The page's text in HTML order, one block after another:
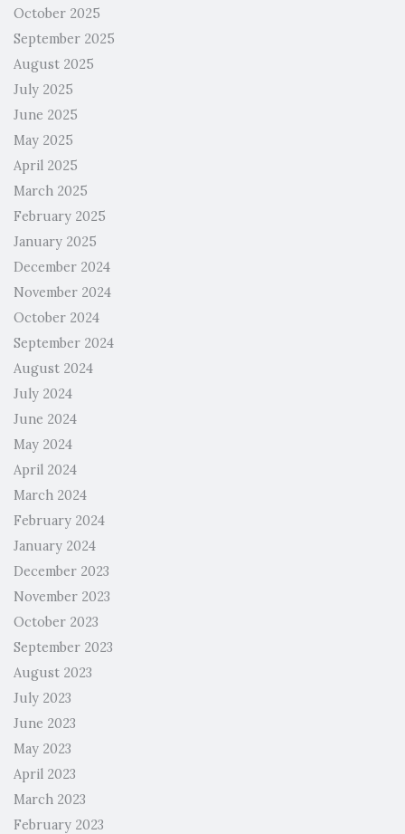
October 2025
September 2025
August 2025
July 2025
June 2025
May 2025
April 2025
March 2025
February 2025
January 2025
December 2024
November 2024
October 2024
September 2024
August 2024
July 2024
June 2024
May 2024
April 2024
March 2024
February 2024
January 2024
December 2023
November 2023
October 2023
September 2023
August 2023
July 2023
June 2023
May 2023
April 2023
March 2023
February 2023